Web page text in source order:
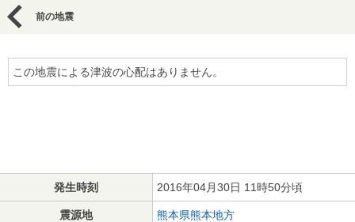
前の地震
この地震による津波の心配はありません。
発生時刻 2016年04月30日 11時50分頃
震源地 熊本県熊本地方